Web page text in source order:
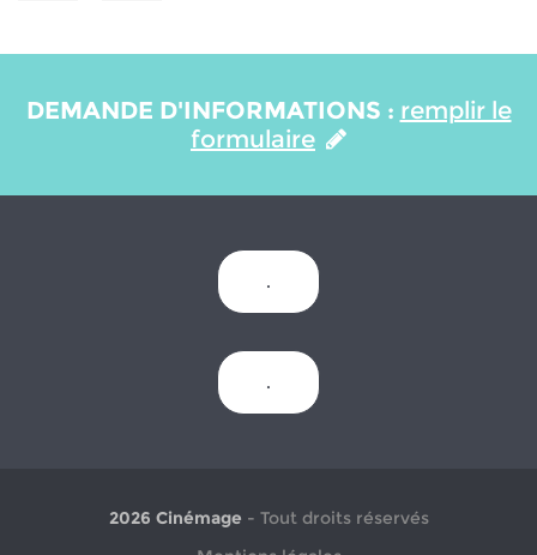
DEMANDE D'INFORMATIONS : remplir le
formulaire
.
.
2026 Cinémage - Tout droits réservés